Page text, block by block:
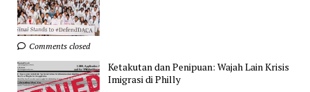
Comments closed
Ketakutan dan Penipuan: Wajah Lain Krisis
Imigrasi di Philly